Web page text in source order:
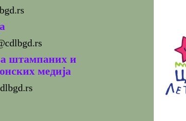
штампаних и
медија